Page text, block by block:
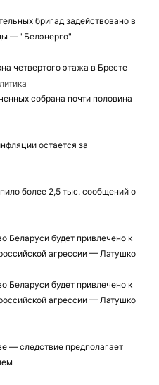
бригад задействовано в
— "Белэнерго"
четвертого этажа в Бресте
собрана почти половина
остается за
более 2,5 тыс. сообщений о
Беларуси будет привлечено к
агрессии — Латушко
Беларуси будет привлечено к
агрессии — Латушко
— следствие предполагает